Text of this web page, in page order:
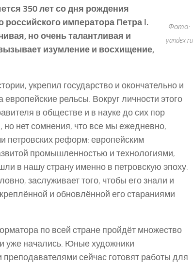
Фото:
yandex.ru
350 лет со дня рождения
императора Петра I.
но очень талантливая и
изумление и восхищение,
укрепил государство и окончательно и
европейские рельсы. Вокруг личности этого
в обществе и в науке до сих пор
нет сомнения, что все мы ежедневно,
петровских реформ: европейским
промышленностью и технологиями,
в нашу страну именно в петровскую эпоху.
заслуживает того, чтобы его знали и
и обновлённой его стараниями
по всей стране пройдёт множество
уже начались. Юные художники
сейчас готовят работы для